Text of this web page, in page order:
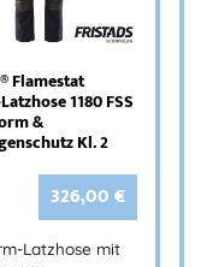
Flamestat
1180 FSS
&
Kl. 2
326,00€
Latzhose mit